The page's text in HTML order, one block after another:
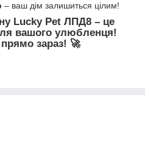
– ваш дім залишиться цілим!
Lucky Pet ЛПД8 – це
вашого улюбленця!
зараз! 🚀